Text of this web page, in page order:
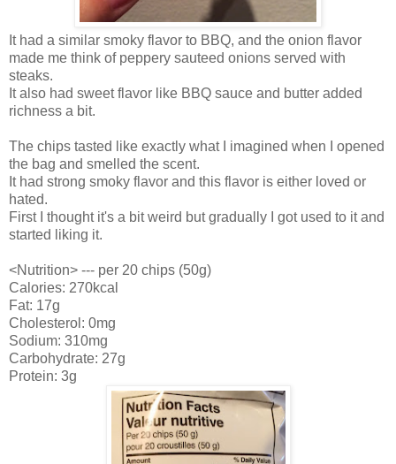
It had a similar smoky flavor to BBQ, and the onion flavor
made me think of peppery sauteed onions served with
steaks.
It also had sweet flavor like BBQ sauce and butter added
richness a bit.
The chips tasted like exactly what I imagined when I opened
the bag and smelled the scent.
It had strong smoky flavor and this flavor is either loved or
hated.
First I thought it's a bit weird but gradually I got used to it and
started liking it.
<Nutrition> --- per 20 chips (50g)
Calories: 270kcal
Fat: 17g
Cholesterol: 0mg
Sodium: 310mg
Carbohydrate: 27g
Protein: 3g